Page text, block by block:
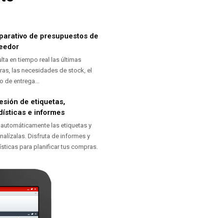
de presupuestos de
en tiempo real las últimas
las necesidades de stock, el
de entrega...
de etiquetas,
e informes
las etiquetas y
Disfruta de informes y
para planificar tus compras.